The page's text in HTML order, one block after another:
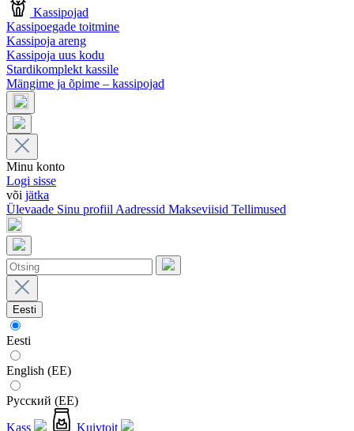
Kassipojad
Kassipoegade toitmine
Kassipoja areng
Kassipoja uus kodu
Stardikomplekt kassile
Mängime ja õpime – kassipojad
Minu konto
Logi sisse
või jätka
Ülevaade Sinu profiil Aadressid Makseviisid Tellimused
Eesti
Eesti
English (EE)
Русский (EE)
Kass
Kuivtoit